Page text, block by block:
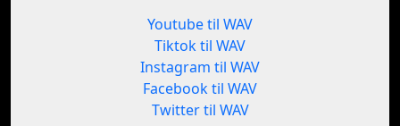
Youtube til WAV
Tiktok til WAV
Instagram til WAV
Facebook til WAV
Twitter til WAV